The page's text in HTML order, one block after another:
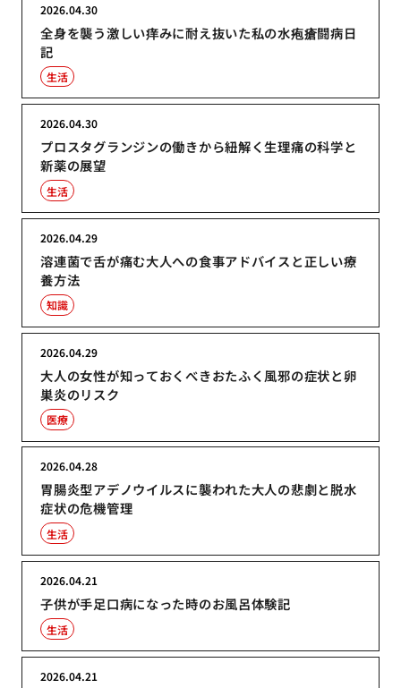
全身を襲う激しい痒みに耐え抜いた私の水疱瘡闘病日
記
2026.04.30
生活
プロスタグランジンの働きから紐解く生理痛の科学と
新薬の展望
2026.04.30
生活
溶連菌で舌が痛む大人への食事アドバイスと正しい療
養方法
2026.04.29
知識
大人の女性が知っておくべきおたふく風邪の症状と卵
巣炎のリスク
2026.04.29
医療
胃腸炎型アデノウイルスに襲われた大人の悲劇と脱水
症状の危機管理
2026.04.28
生活
子供が手足口病になった時のお風呂体験記
2026.04.21
生活
2026.04.21